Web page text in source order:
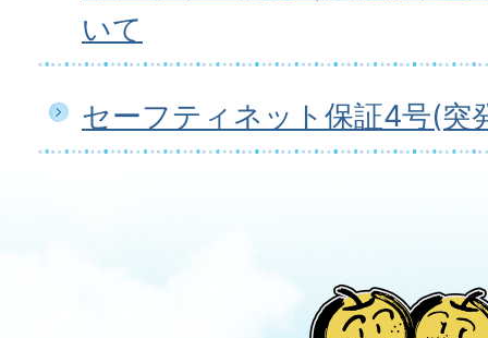
いて
セーフティネット保証4号(突